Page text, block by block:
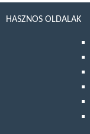
HASZNOS OLDALAK